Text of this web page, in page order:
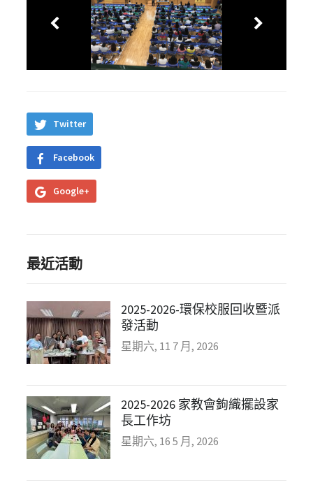
Twitter
Facebook
Google+
最近活動
2025-2026-環保校服回收暨派
發活動
星期六, 11 7 月, 2026
2025-2026 家教會鉤織擺設家
長工作坊
星期六, 16 5 月, 2026